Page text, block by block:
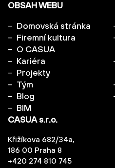
CASUA s.r.o.
Křižíkova 682/34a,
186 00 Praha 8
+420 274 810 745
OBSAH WEBU
Domovská stránka
Firemní kultura
O CASUA
Kariéra
Projekty
Tým
Blog
BIM